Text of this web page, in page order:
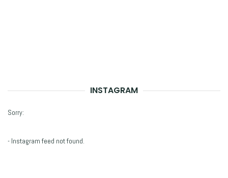
INSTAGRAM
Sorry:
- Instagram feed not found.